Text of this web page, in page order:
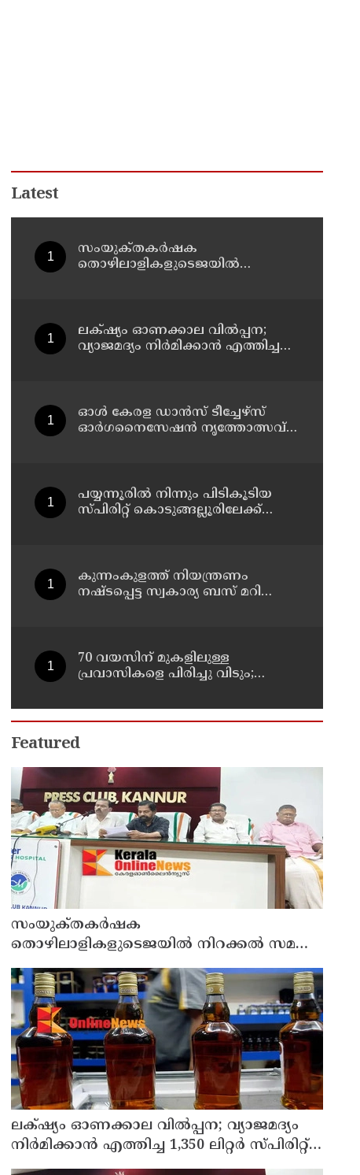
Latest
സംയുക്‌തകർഷക
തൊഴിലാളികളുടെജയിൽ
ലക്‌ഷ്യം ഓണക്കാല വിൽപ്പന;
വ്യാജമദ്യം നിർമിക്കാൻ എത്തിച്ച
ഓൾ കേരള ഡാൻസ് ടീച്ചേഴ്സ്
ഓർഗനൈസേഷൻ നൃത്തോത്സവ് -
പയ്യന്നൂരിൽ നിന്നും പിടികൂടിയ
സ്പിരിറ്റ് കൊടുങ്ങല്ലൂരിലേക്ക്
കുന്നംകുളത്ത് നിയന്ത്രണം
നഷ്ടപ്പെട്ട സ്വകാര്യ ബസ് മറിഞ്ഞ
70 വയസിന് മുകളിലുള്ള
പ്രവാസികളെ പിരിച്ചു വിടും;
Featured
സംയുക്‌തകർഷക
തൊഴിലാളികളുടെജയിൽ നിറക്കൽ സമരം
ഓഗസ്ത് 10 ന്
ലക്‌ഷ്യം ഓണക്കാല വിൽപ്പന; വ്യാജമദ്യം
നിർമിക്കാൻ എത്തിച്ച 1,350 ലിറ്റർ സ്പിരിറ്റ്
പിടികൂടി; രണ്ട് പേർ അറസ്റ്റിൽ